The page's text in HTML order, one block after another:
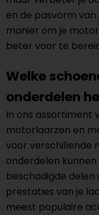
en de pasvorm van
manier om je
beter voor te
Welke
onderdelen
In ons assortiment
motorlaarzen en
voor verschillende
onderdelen
beschadigde
prestaties van je
meest populaire